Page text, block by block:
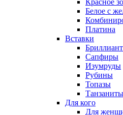
Красное
Белое с
Платина
Вставки
Сапфиры
Изумруды
Рубины
Топазы
Танзаниты
Для кого
Для